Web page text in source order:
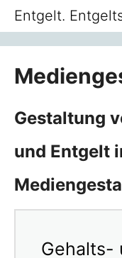
Zum
springen
Entgelt.
Gestaltung
und Entgelt
Gehalts-